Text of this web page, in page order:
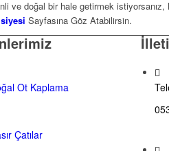
ve doğal bir hale getirmek istiyorsanız,
Sayfasına Göz Atabilirsin.
Ot Kaplama
Çatılar